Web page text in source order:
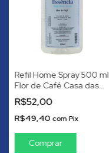
Refil Home Spray 500 ml
Flor de Café Casa das
Essências Uberlândia
R$52,00
R$49,40 com Pix